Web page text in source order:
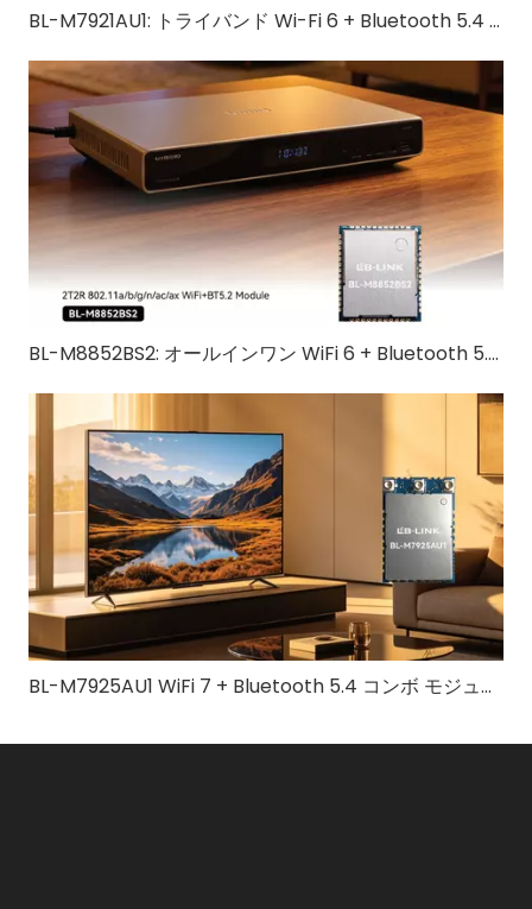
BL-M7921AU1: トライバンド Wi-Fi 6 + Bluetooth 5.4 USB 3.0 モジュール | IoTおよび産業用デバイス向けの高速無線ソリューション
BL-M8852BS2: オールインワン WiFi 6 + Bluetooth 5.2 ワイヤレス ソリューション
BL-M7925AU1 WiFi 7 + Bluetooth 5.4 コンボ モジュール |高速トライバンドワイヤレスソリューション